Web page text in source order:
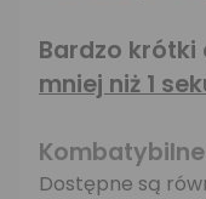
Bardzo krótki
mniej niż 1
Kombatybilne
Dostępne są